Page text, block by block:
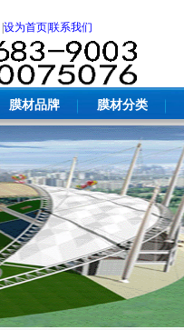
设为首页|联系我们
膜材品牌 膜材分类